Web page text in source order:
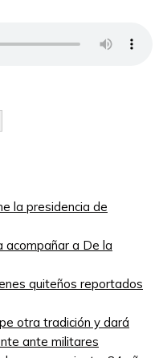
la presidencia de
acompañar a De la
quiteños reportados
otra tradición y dará
ante militares